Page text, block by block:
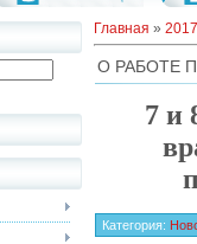
Главная » 2017
О РАБОТЕ
7 и
Категория: